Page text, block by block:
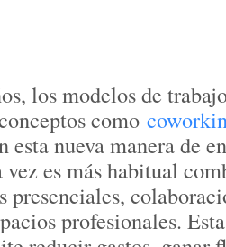
los modelos de
como
esta nueva manera de
es más habitual
presenciales,
profesionales.